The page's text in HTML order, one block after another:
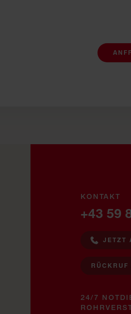
KONTAKT
+43 59
JETZT
RÜCKRUF
24/7